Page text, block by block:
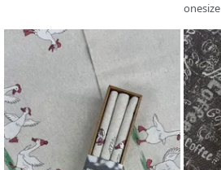
onesize